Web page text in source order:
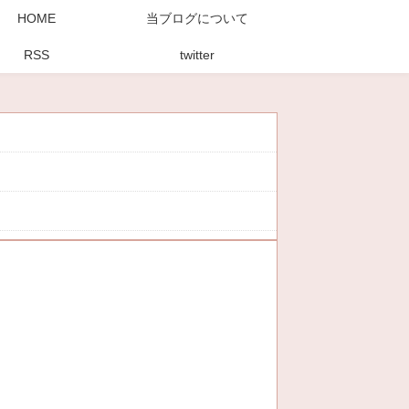
HOME 当ブログについて
RSS twitter